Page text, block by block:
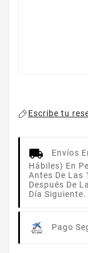
Escribe tu
Envíos
Hábiles) En
Antes De Las
Después De
Día Siguiente.
Pago